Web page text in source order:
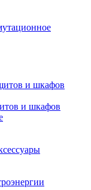
и шкафов
и шкафов